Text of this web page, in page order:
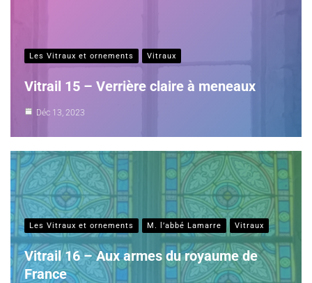
Les Vitraux et ornements Vitraux
Vitrail 15 – Verrière claire à meneaux
Déc 13, 2023
Les Vitraux et ornements M. l’abbé Lamarre Vitraux
Vitrail 16 – Aux armes du royaume de
France